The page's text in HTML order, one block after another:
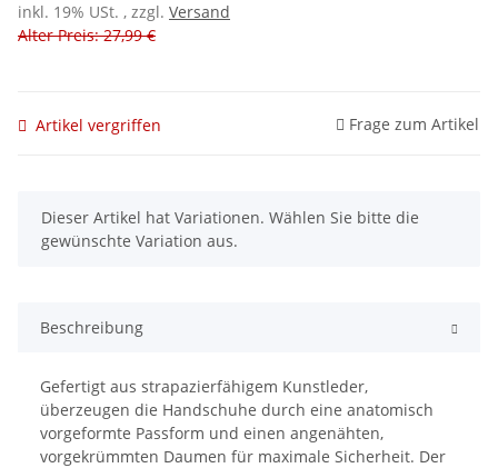
inkl. 19% USt. , zzgl. Versand
Alter Preis: 27,99 €
Artikel vergriffen Frage zum Artikel
x
Dieser Artikel hat Variationen. Wählen Sie bitte die
gewünschte Variation aus.
Beschreibung
Gefertigt aus strapazierfähigem Kunstleder,
überzeugen die Handschuhe durch eine anatomisch
vorgeformte Passform und einen angenähten,
vorgekrümmten Daumen für maximale Sicherheit. Der